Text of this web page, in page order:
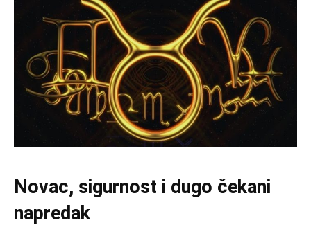
Novac, sigurnost i dugo čekani
napredak